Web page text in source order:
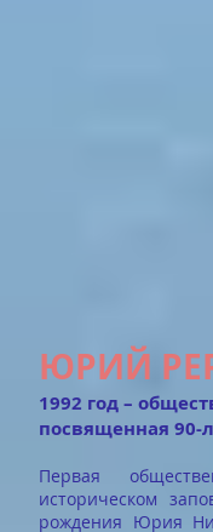
ЮРИЙ
1992 год –
посвященная 90-
Первая
историческом
рождения Юрия